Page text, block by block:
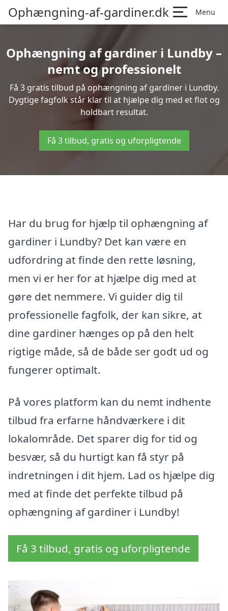
Ophængning-af-gardiner.dk Menu
Ophængning af gardiner i Lundby –
nemt og professionelt
Få 3 gratis tilbud på ophængning af gardiner i Lundby.
Dygtige fagfolk står klar til at hjælpe dig med et flot og
holdbart resultat.
Få 3 tilbud, gratis og uforpligtende
Har du brug for hjælp til ophængning af
gardiner i Lundby? Det kan være en
udfordring at finde den rette løsning,
men vi er her for at hjælpe dig med at
gøre det nemmere. Vi guider dig til
professionelle fagfolk, der kan sikre, at
dine gardiner hænges op på den helt
rigtige måde, så de både ser godt ud og
fungerer optimalt.
På vores platform kan du nemt indhente
tilbud fra erfarne håndværkere i dit
lokalområde. Det sparer dig for tid og
besvær, så du hurtigt kan få styr på
indretningen i dit hjem. Lad os hjælpe dig
med at finde det perfekte tilbud på
ophængning af gardiner i Lundby!
Få 3 tilbud, gratis og uforpligtende